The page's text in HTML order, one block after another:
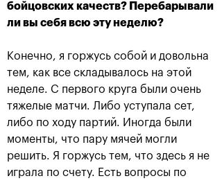
Сюко Аояма и Ина
Шибахара: «Нужно
было играть в наш
лучший теннис весь
матч!»
20 октября, 16:45
Россияне Рублёв и
Павлюченкова
сыграют в одиночных
финалах «ВТБ Кубок
Кремля 2019»
20 октября, 10:00
бойцовских качеств? Перебарывали
ли вы себя всю эту неделю?
Конечно, я горжусь собой и довольна
тем, как все складывалось на этой
неделе. С первого круга были очень
тяжелые матчи. Либо уступала сет,
либо по ходу партий. Иногда были
моменты, что пару мячей могли
решить. Я горжусь тем, что здесь я не
играла по счету. Есть вопросы по